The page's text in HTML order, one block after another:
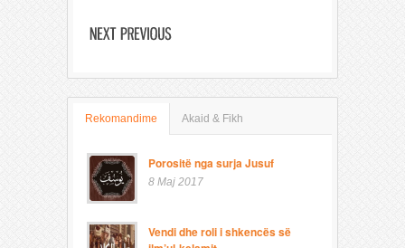
Rekomandime Akaid & Fikh
Porositë nga surja Jusuf
8 Maj 2017
Vendi dhe roli i shkencës së